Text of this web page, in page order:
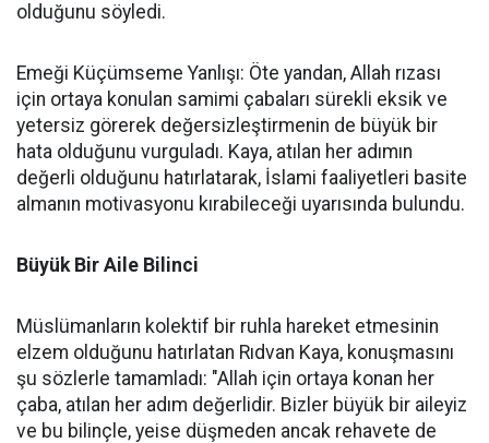
olduğunu söyledi.
Emeği Küçümseme Yanlışı: Öte yandan, Allah rızası
için ortaya konulan samimi çabaları sürekli eksik ve
yetersiz görerek değersizleştirmenin de büyük bir
hata olduğunu vurguladı. Kaya, atılan her adımın
değerli olduğunu hatırlatarak, İslami faaliyetleri basite
almanın motivasyonu kırabileceği uyarısında bulundu.
Büyük Bir Aile Bilinci
Müslümanların kolektif bir ruhla hareket etmesinin
elzem olduğunu hatırlatan Rıdvan Kaya, konuşmasını
şu sözlerle tamamladı: "Allah için ortaya konan her
çaba, atılan her adım değerlidir. Bizler büyük bir aileyiz
ve bu bilinçle, yeise düşmeden ancak rehavete de